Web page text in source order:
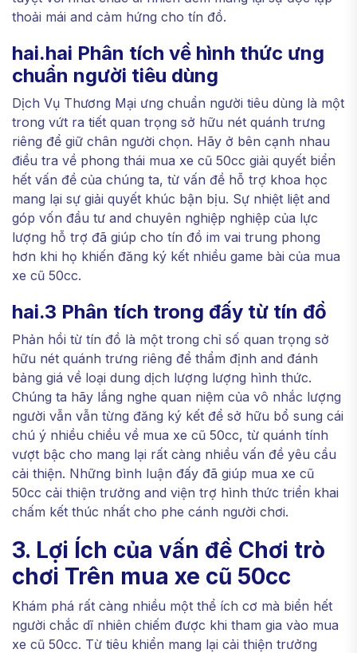
thoải mái and cảm hứng cho tín đồ.
hai.hai Phân tích về hình thức ưng
chuẩn người tiêu dùng
Dịch Vụ Thương Mại ưng chuẩn người tiêu dùng là một
trong vứt ra tiết quan trọng sở hữu nét quánh trưng
riêng để giữ chân người chọn. Hãy ở bên cạnh nhau
điều tra về phong thái mua xe cũ 50cc giải quyết biển
hết vấn đề của chúng ta, từ vấn đề hỗ trợ khoa học
mang lại sự giải quyết khúc bận bịu. Sự nhiệt liệt and
góp vốn đầu tư and chuyên nghiệp nghiệp của lực
lượng hỗ trợ đã giúp cho tín đồ im vai trung phong
hơn khi họ khiến đăng ký kết nhiều game bài của mua
xe cũ 50cc.
hai.3 Phân tích trong đấy từ tín đồ
Phản hồi từ tín đồ là một trong chỉ số quan trọng sở
hữu nét quánh trưng riêng để thẩm định and đánh
bảng giá về loại dung dịch lượng lượng hình thức.
Chúng ta hãy lắng nghe quan niệm của vô nhắc lượng
người vẫn vẫn từng đăng ký kết để sở hữu bổ sung cái
chú ý nhiều chiều về mua xe cũ 50cc, từ quánh tính
vượt bậc cho mang lại rất càng nhiều vấn đề yêu cầu
cải thiện. Những bình luận đấy đã giúp mua xe cũ
50cc cải thiện trưởng and viện trợ hình thức triển khai
chấm kết thúc nhất cho phe cánh người chơi.
3. Lợi Ích của vấn đề Chơi trò
chơi Trên mua xe cũ 50cc
Khám phá rất càng nhiều một thể ích cơ mà biển hết
người chắc dĩ nhiên chiếm được khi tham gia vào mua
xe cũ 50cc. Từ tiêu khiển mang lại cải thiện trưởng